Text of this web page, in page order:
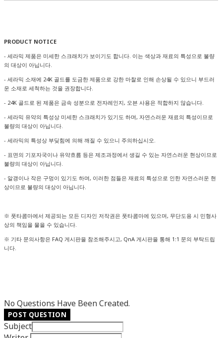
PRODUCT NOTICE
- 세라믹 제품은 미세한 스크래치가 보이기도 합니다. 이는 색상과 재료의 특성으로 불량
의 대상이 아닙니다.
- 세라믹 소재에 24K 골드를 도금한 제품으로 강한 마찰로 인해 손상될 수 있으니 부드러
운 소재로 세척하는 것을 권장합니다.
- 24K 골드로 된 제품은 금속 성분으로 전자레인지, 오븐 사용은 적합하지 않습니다.
- 세라믹 유약의 특성상 미세한 스크래치가 있기도 하며, 자연스러운 재료의 특성이므로
불량의 대상이 아닙니다.
- 세라믹의 특성상 부딪힘에 의해 깨질 수 있으니 주의하십시오.
- 표면의 기포자국이나 유약흐름 등은 제조과정에서 생길 수 있는 자연스러운 현상이므로
불량의 대상이 아닙니다.
- 알갱이나 작은 구멍이 있기도 하며, 이러한 점들은 재료의 특성으로 인한 자연스러운 현
상이므로 불량의 대상이 아닙니다.
※ 풋타콤마에서 제공되는 모든 디자인 저작권은 풋타콤마에 있으며, 무단도용 시 민형사
상의 책임을 물을 수 있습니다.
※ 기타 문의사항은 FAQ 게시판을 참조해주시고, QnA 게시판을 통해 1:1 문의 부탁드립
니다.
No Questions Have Been Created.
POST QUESTION
Subject